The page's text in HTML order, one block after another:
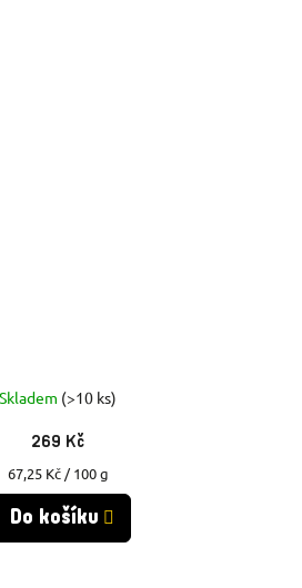
Skladem (>10 ks)
269 Kč
Měrná
cena:
67,25 Kč / 100 g
Do košíku